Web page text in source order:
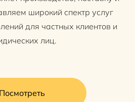
широкий спектр услуг
для частных клиентов и
лиц.
Посмотреть